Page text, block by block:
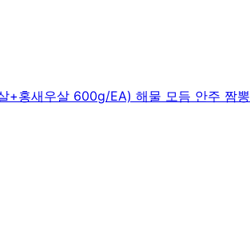
홍새우살 600g/EA) 해물 모듬 안주 짬뽕